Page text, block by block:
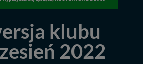
klubu
2022